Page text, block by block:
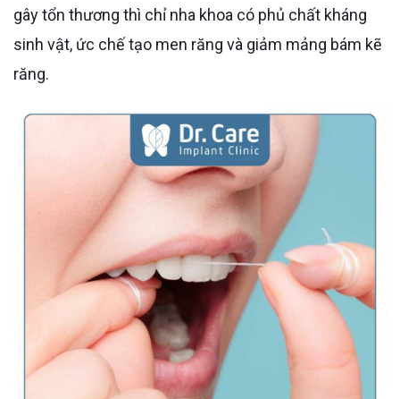
gây tổn thương thì chỉ nha khoa có phủ chất kháng
sinh vật, ức chế tạo men răng và giảm mảng bám kẽ
răng.